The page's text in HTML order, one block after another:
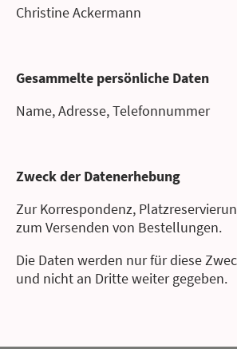
Christine Ackermann
Gesammelte persönliche Daten
Name, Adresse, Telefonnummer
Zweck der Datenerhebung
Zur Korrespondenz,
zum Versenden von Bestellungen.
Die Daten werden nur für diese
und nicht an Dritte weiter gegeben.